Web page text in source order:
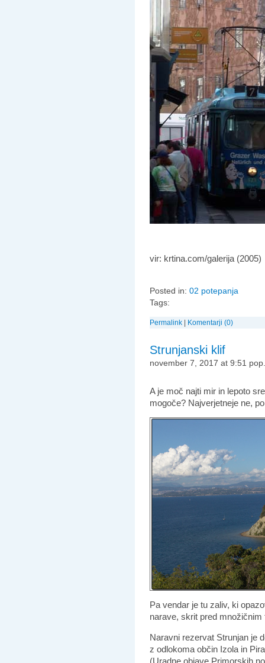
vir: krtina.com/galerija (2005)
Posted in: 02 potepanja
Tags:
Permalink Komentarji (0)
Strunjanski klif
november 7, 2017 at 9:51 pop.
A je moč najti mir in lepoto
mogoče? Najverjetneje ne,
Pa vendar je tu zaliv, ki
narave, skrit pred
Naravni rezervat Strunjan je
z odlokoma občin Izola in
(Uradne objave Primorskih